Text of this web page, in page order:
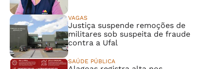
VAGAS
Justiça suspende remoções de
militares sob suspeita de fraude
contra a Ufal
SAÚDE PÚBLICA